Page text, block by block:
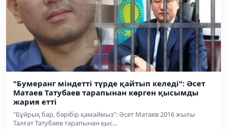
"Бумеранг міндетті түрде қайтып келеді": Әсет
Матаев Татубаев тарапынан көрген қысымды
жария етті
"Бұйрық бар, бәрібір қамаймыз": Әсет Матаев 2016 жылы
Талғат Татубаев тарапынан қыс...